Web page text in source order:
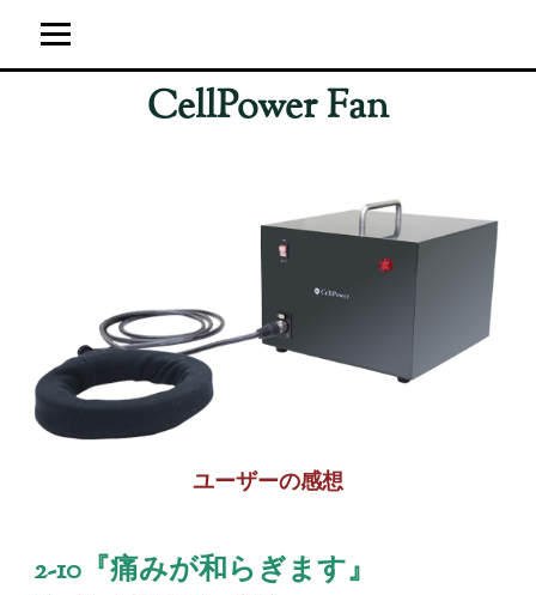
CellPower Fan
ユーザーの感想
2-10『痛みが和らぎます』